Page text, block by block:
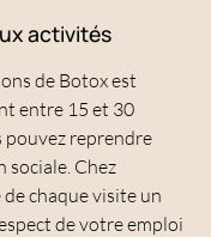
activités
de Botox est
entre 15 et 30
pouvez reprendre
sociale. Chez
chaque visite un
de votre emploi